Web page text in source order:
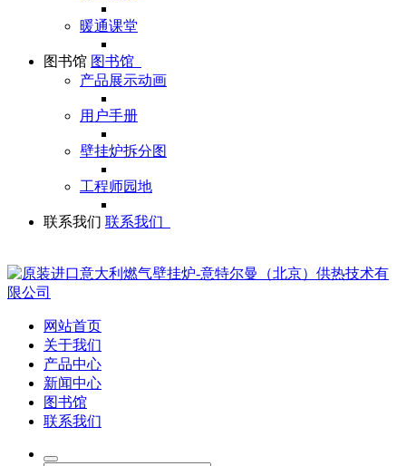
暖通课堂
图书馆 图书馆
产品展示动画
用户手册
壁挂炉拆分图
工程师园地
联系我们 联系我们
网站首页
关于我们
产品中心
新闻中心
图书馆
联系我们